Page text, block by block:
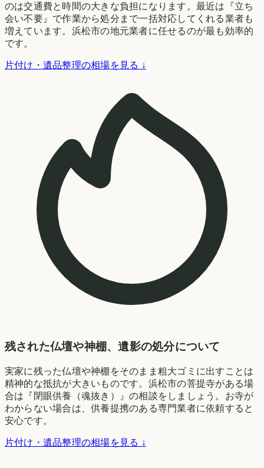
のは交通費と時間の大きな負担になります。最近は『立ち
会い不要』で作業から処分まで一括対応してくれる業者も
増えています。浜松市の地元業者に任せるのが最も効率的
です。
片付け・遺品整理の相場を見る ↓
残された仏壇や神棚、遺影の処分について
実家に残った仏壇や神棚をそのまま粗大ゴミに出すことは
精神的な抵抗が大きいものです。浜松市の菩提寺がある場
合は『閉眼供養（魂抜き）』の相談をしましょう。お寺が
わからない場合は、供養提携のある専門業者に依頼すると
安心です。
片付け・遺品整理の相場を見る ↓